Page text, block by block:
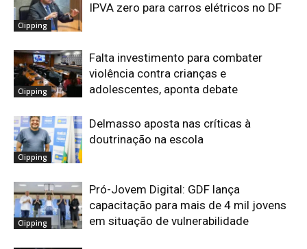
Clipping
IPVA zero para carros elétricos no DF
Clipping
Falta investimento para combater
violência contra crianças e
adolescentes, aponta debate
Clipping
Delmasso aposta nas críticas à
doutrinação na escola
Clipping
Pró-Jovem Digital: GDF lança
capacitação para mais de 4 mil jovens
em situação de vulnerabilidade